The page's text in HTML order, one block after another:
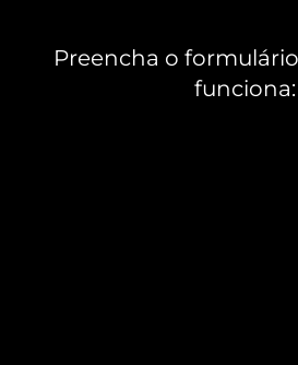
Preencha o
funciona: